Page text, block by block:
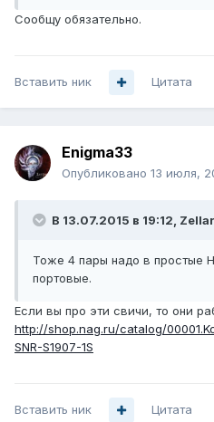
Сообщу обязательно.
Вставить ник Цитата
Enigma33
Опубликовано 13 июля,
В 13.07.2015 в 19:12,
Тоже 4 пары надо в простые
портовые.
Если вы про эти свичи, то они
http://shop.nag.ru/catalog/
SNR-S1907-1S
Вставить ник Цитата